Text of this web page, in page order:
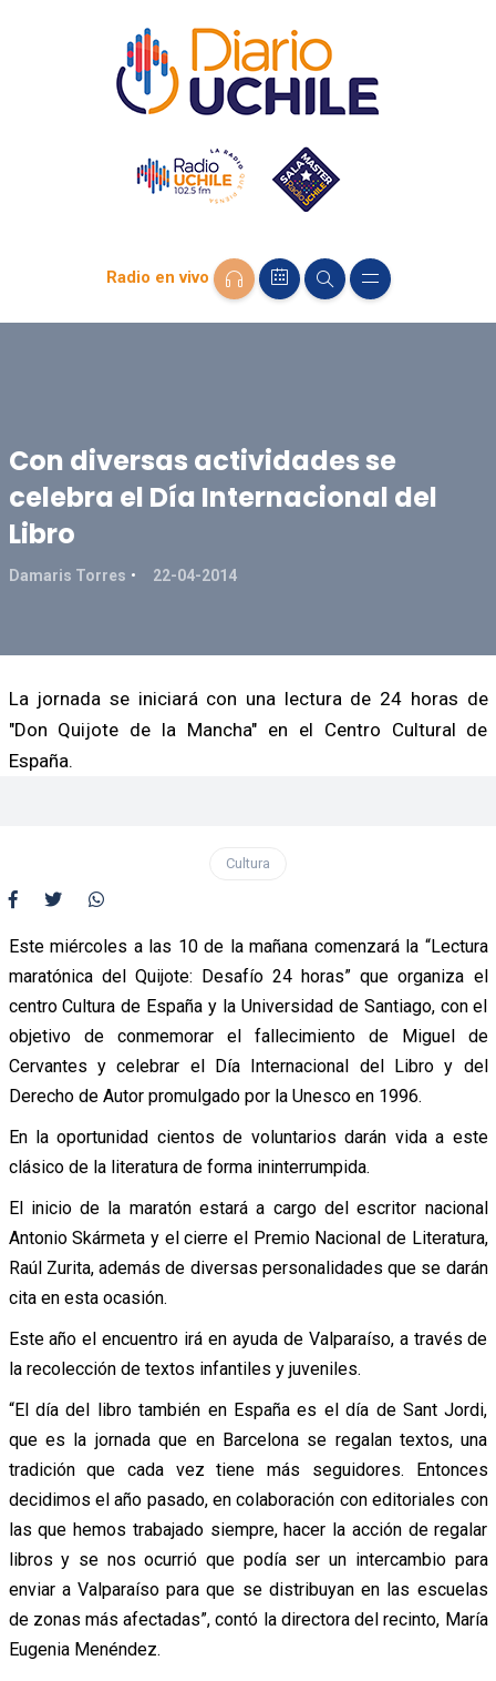
Radio en vivo
Con diversas actividades se
celebra el Día Internacional del
Libro
Damaris Torres 22-04-2014
La jornada se iniciará con una lectura de 24 horas de
"Don Quijote de la Mancha" en el Centro Cultural de
España.
Cultura
Este miércoles a las 10 de la mañana comenzará la “Lectura
maratónica del Quijote: Desafío 24 horas” que organiza el
centro Cultura de España y la Universidad de Santiago, con el
objetivo de conmemorar el fallecimiento de Miguel de
Cervantes y celebrar el Día Internacional del Libro y del
Derecho de Autor promulgado por la Unesco en 1996.
En la oportunidad cientos de voluntarios darán vida a este
clásico de la literatura de forma ininterrumpida.
El inicio de la maratón estará a cargo del escritor nacional
Antonio Skármeta y el cierre el Premio Nacional de Literatura,
Raúl Zurita, además de diversas personalidades que se darán
cita en esta ocasión.
Este año el encuentro irá en ayuda de Valparaíso, a través de
la recolección de textos infantiles y juveniles.
“El día del libro también en España es el día de Sant Jordi,
que es la jornada que en Barcelona se regalan textos, una
tradición que cada vez tiene más seguidores. Entonces
decidimos el año pasado, en colaboración con editoriales con
las que hemos trabajado siempre, hacer la acción de regalar
libros y se nos ocurrió que podía ser un intercambio para
enviar a Valparaíso para que se distribuyan en las escuelas
de zonas más afectadas”, contó la directora del recinto, María
Eugenia Menéndez.